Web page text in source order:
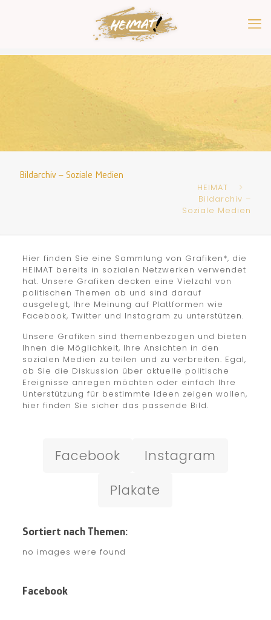
Bildarchiv – Soziale Medien
HEIMAT
Bildarchiv –
Soziale Medien
Hier finden Sie eine Sammlung von Grafiken*, die
HEIMAT bereits in sozialen Netzwerken verwendet
hat. Unsere Grafiken decken eine Vielzahl von
politischen Themen ab und sind darauf
ausgelegt, Ihre Meinung auf Plattformen wie
Facebook, Twitter und Instagram zu unterstützen.
Unsere Grafiken sind themenbezogen und bieten
Ihnen die Möglichkeit, Ihre Ansichten in den
sozialen Medien zu teilen und zu verbreiten. Egal,
ob Sie die Diskussion über aktuelle politische
Ereignisse anregen möchten oder einfach Ihre
Unterstützung für bestimmte Ideen zeigen wollen,
hier finden Sie sicher das passende Bild.
Facebook
Instagram
Plakate
Sortiert nach Themen:
no images were found
Facebook